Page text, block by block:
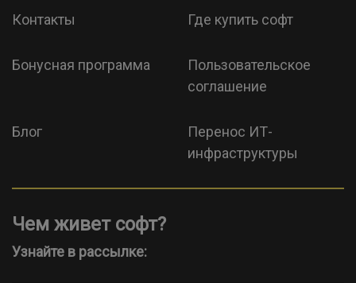
Контакты Где купить софт
Бонусная программа
Пользовательское
соглашение
Блог
Перенос ИТ-
инфраструктуры
Чем живет софт?
Узнайте в рассылке: